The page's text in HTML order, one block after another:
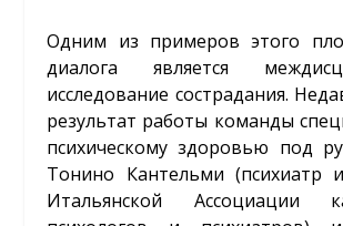
Одним из примеров этого
диалога является
исследование сострадания.
результат работы команды
психическому здоровью под
Тонино Кантельми (психиатр
Итальянской Ассоциации